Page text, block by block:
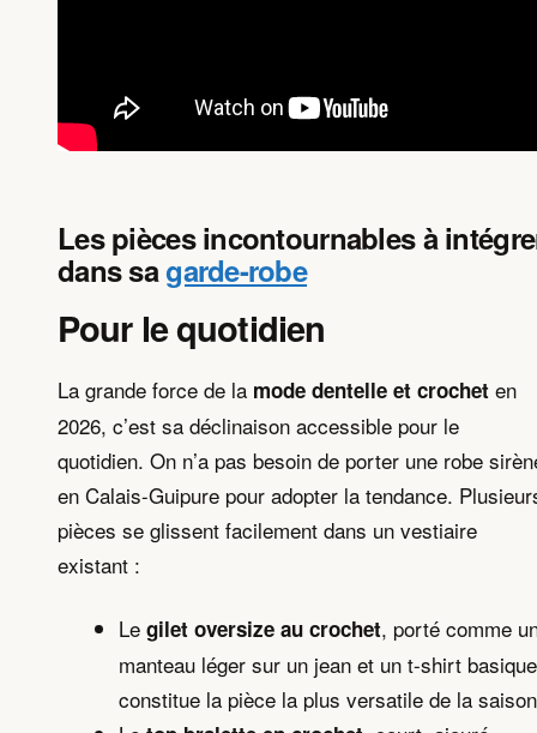
Les pièces incontournables à
dans sagarde-robe
Pour le quotidien
La grande force de la mode dentelle et crochet en
2026, c’est sa déclinaison accessible pour le
quotidien. On n’a pas besoin de porter une robe
en Calais-Guipure pour adopter la tendance.
pièces se glissent facilement dans un vestiaire
existant :
Le gilet oversize au crochet, porté comme
manteau léger sur un jean et un t-shirt
constitue la pièce la plus versatile de la